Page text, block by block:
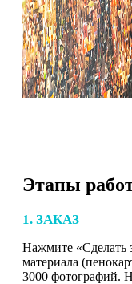
Этапы
1. ЗАКАЗ
Нажмите «Сделать
материала
3000 фотографий.